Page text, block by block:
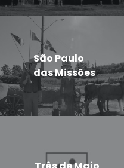
São Paulo
das Missões